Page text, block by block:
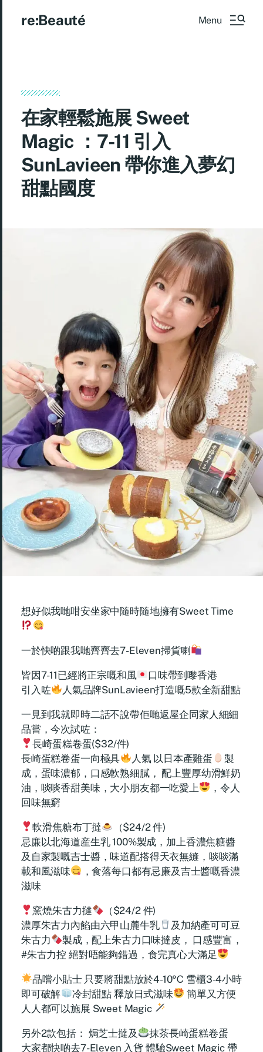
re:Beauté Menu
在家輕鬆施展 Sweet
Magic ：7-11 引入
SunLavieen 帶你進入夢幻
甜點國度
想好似我哋咁安坐家中隨時隨地擁有Sweet Time
一於快啲跟我哋齊齊去7-Eleven掃貨喇
皆因7-11已經將正宗嘅和風
口味帶到嚟香港
引入咗
人氣品牌SunLavieen打造嘅5款全新甜點
一見到我就即時二話不說帶佢哋返屋企同家人細細
品嘗，今次試咗：
長崎蛋糕卷蛋($32/件)
長崎蛋糕卷蛋一向極具
人氣 以日本產雞蛋
製
成，蛋味濃郁，口感軟熟細膩， 配上豐厚幼滑鮮奶
油，啖啖香甜美味，大小朋友都一吃愛上
，令人
回味無窮
軟滑焦糖布丁撻
（$24/2 件)
忌廉以北海道産生乳 100%製成，加上香濃焦糖醬
及自家製嘅吉士醬，味道配搭得天衣無縫，啖啖滿
載和風滋味
，食落每口都有忌廉及吉士醬嘅香濃
滋味
窯燒朱古力撻
（$24/2 件)
濃厚朱古力內餡由六甲山麓牛乳
及加納產可可豆
朱古力
製成，配上朱古力口味撻皮， 口感豐富，
#朱古力控 絕對唔能夠錯過，食完真心大滿足
品嚐小貼士 只要將甜點放於4-10℃ 雪櫃3-4小時
即可破解
冷封甜點 釋放日式滋味
簡單又方便
人人都可以施展 Sweet Magic
另外2款包括： 焗芝士撻及
抹茶長崎蛋糕卷蛋
大家都快啲去7-Eleven 入貨 體驗Sweet Magic 帶